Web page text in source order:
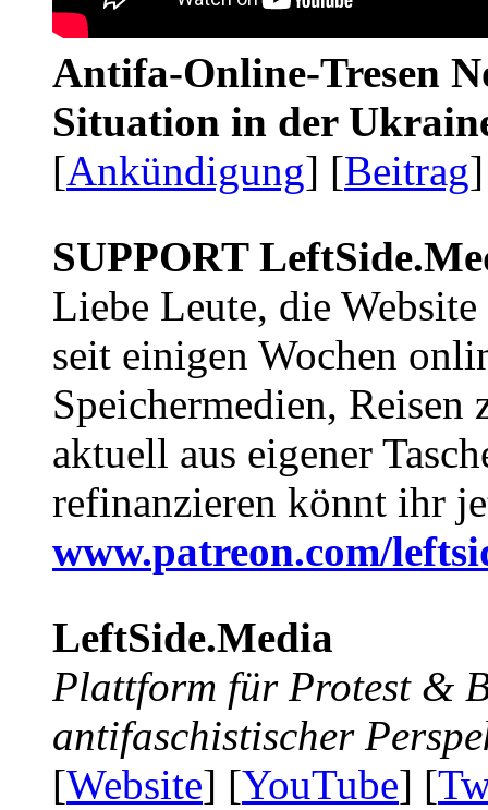
Antifa-Online-Tresen
Situation in der
[Ankündigung] [Beitrag
SUPPORT
Liebe Leute, die Website
seit einigen Wochen
Speichermedien, Reisen
aktuell aus eigener
refinanzieren könnt ihr
www.patreon.com/
LeftSide.Media
Plattform für Protest &
antifaschistischer
[Website] [YouTube] [